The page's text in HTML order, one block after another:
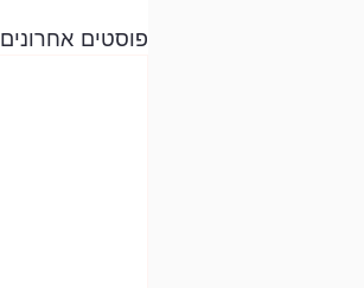
פוסטים אחרונים